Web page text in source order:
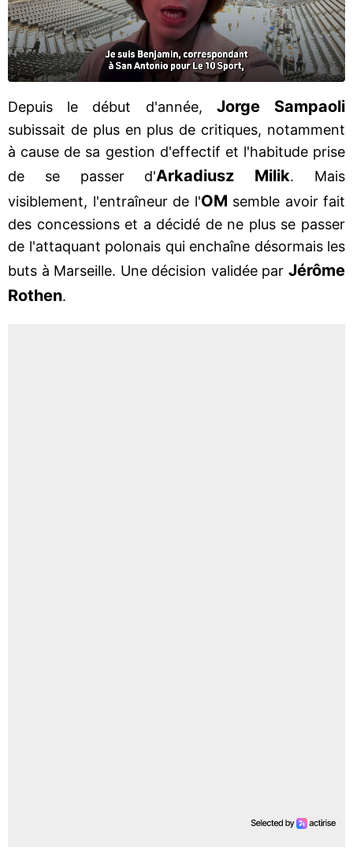
Depuis le début d'année, Jorge Sampaoli
subissait de plus en plus de critiques, notamment
à cause de sa gestion d'effectif et l'habitude prise
de se passer d'Arkadiusz Milik. Mais
visiblement, l'entraîneur de l'OM semble avoir fait
des concessions et a décidé de ne plus se passer
de l'attaquant polonais qui enchaîne désormais les
buts à Marseille. Une décision validée par Jérôme
Rothen.